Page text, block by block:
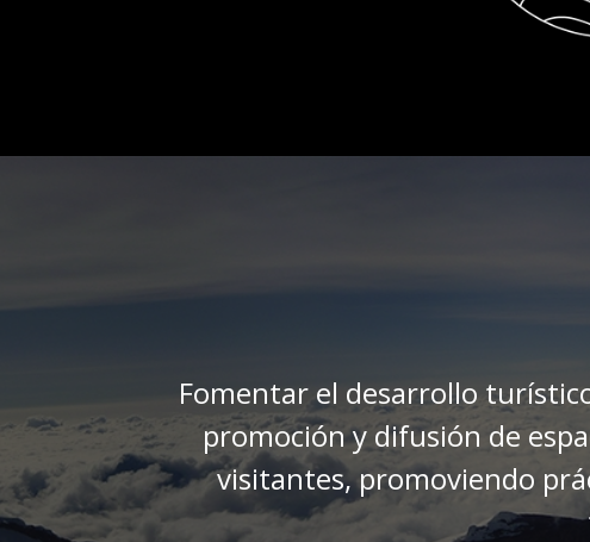
Fomentar el desarrollo
promoción y difusión de
visitantes, promoviendo